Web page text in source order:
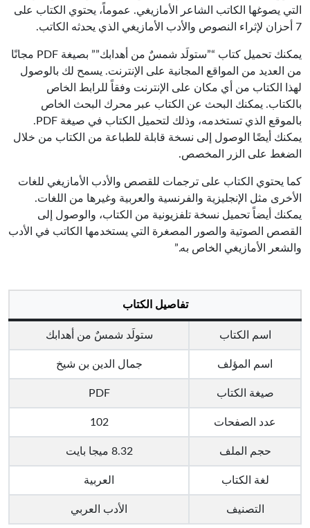
التي يصوغها الكاتب الشاعر الأمازيغي. عموماً، يحتوي الكتاب على
7 أحزان لإثراء النصوص والأدب الأمازيغي الذي يحدثه الكاتب.
يمكنك تحميل كتاب “”ستولَد شمسٌ من أهدابك”” بصيغة PDF مجانًا
من العديد من المواقع المجانية على الإنترنت. يسمح لك بالوصول
لهذا الكتاب من أي مكان على الإنترنت وفقاً للرابط الخاص
بالكتاب. يمكنك البحث عن الكتاب عبر محرك البحث الخاص
بالموقع الذي تستخدمه، وذلك لتحميل الكتاب في صيغة PDF.
يمكنك أيضًا الوصول إلى نسخة قابلة للطباعة من الكتاب من خلال
الضغط على الزر المخصص.
كما يحتوي الكتاب على ترجمات للقصص والأدب الأمازيغي للغات
الأخرى مثل الإنجليزية والفرنسية والعربية وغيرها من اللغات.
يمكنك أيضاً تحميل نسخة تلفزيونية من الكتاب، والوصول إلى
القصص الصوتية والصور المصغرة التي يستخدمها الكاتب في الأدب
والشعر الأمازيغي الخاص به.”
تفاصيل الكتاب
اسم الكتاب ستولَد شمسٌ من أهدابك
اسم المؤلف جمال الدين بن شيخ
صيغة الكتاب PDF
عدد الصفحات 102
حجم الملف 8.32 ميجا بايت
لغة الكتاب العربية
التصنيف الأدب العربي